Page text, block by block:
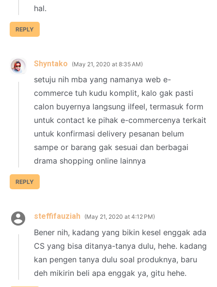
hal.
REPLY
Shyntako May 21, 2020 at 8:35 AM
setuju nih mba yang namanya web e-
commerce tuh kudu komplit, kalo gak pasti
calon buyernya langsung ilfeel, termasuk form
untuk contact ke pihak e-commercenya terkait
untuk konfirmasi delivery pesanan belum
sampe or barang gak sesuai dan berbagai
drama shopping online lainnya
REPLY
steffifauziah May 21, 2020 at 4:12 PM
Bener nih, kadang yang bikin kesel enggak ada
CS yang bisa ditanya-tanya dulu, hehe. kadang
kan pengen tanya dulu soal produknya, baru
deh mikirin beli apa enggak ya, gitu hehe.